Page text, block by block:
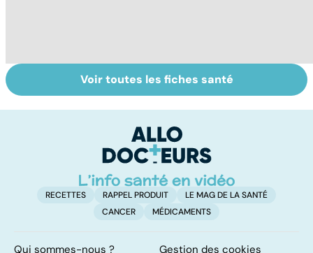
Algie vasculaire
de la face : une
Acupuncture :
comment est-
Voir toutes les fiches santé
RECETTES RAPPEL PRODUIT
LE MAG DE LA SANTÉ
CANCER
MÉDICAMENTS
Qui sommes-nous ? Gestion des cookies